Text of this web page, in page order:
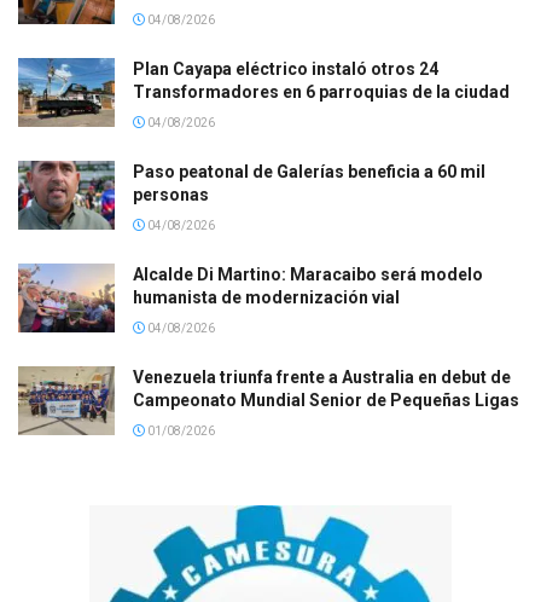
04/08/2026
Plan Cayapa eléctrico instaló otros 24
Transformadores en 6 parroquias de la ciudad
04/08/2026
Paso peatonal de Galerías beneficia a 60 mil
personas
04/08/2026
Alcalde Di Martino: Maracaibo será modelo
humanista de modernización vial
04/08/2026
Venezuela triunfa frente a Australia en debut de
Campeonato Mundial Senior de Pequeñas Ligas
01/08/2026